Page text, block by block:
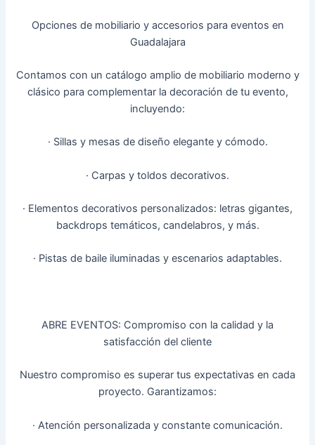
Opciones de mobiliario y accesorios para eventos en
Guadalajara
Contamos con un catálogo amplio de mobiliario moderno y
clásico para complementar la decoración de tu evento,
incluyendo:
· Sillas y mesas de diseño elegante y cómodo.
· Carpas y toldos decorativos.
· Elementos decorativos personalizados: letras gigantes,
backdrops temáticos, candelabros, y más.
· Pistas de baile iluminadas y escenarios adaptables.
ABRE EVENTOS: Compromiso con la calidad y la
satisfacción del cliente
Nuestro compromiso es superar tus expectativas en cada
proyecto. Garantizamos:
· Atención personalizada y constante comunicación.